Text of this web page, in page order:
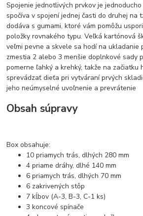
Spojenie jednotlivých prvkov je
spočíva v spojení jednej časti do druhej na
dodáva s gumami, ktoré vám pomôžu
položky rovnakého typu. Veľká kartónová
veľmi pevne a skvele sa hodí na ukladanie
zmestia 2 alebo 3 menšie doplnkové sady
pomerne ľahký a krehký, takže na začiatku
sprevádzať dieťa pri vytváraní prvých
jeho neúmyselné uvoľnenie a prevrátenie
Obsah súpravy
Box obsahuje:
10 priamych trás, dlhých 280 mm
4 priame dráhy, dlhé 140 mm
6 priamych trás, dlhých 70 mm
6 zakrivených stôp
7 kĺbov (A-3, B-3, C-1 ks)
3 koncové spínače